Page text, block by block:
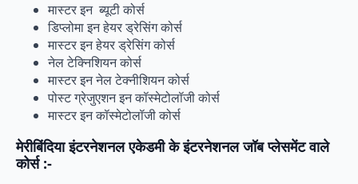
मास्टर इन ब्यूटी कोर्स
डिप्लोमा इन हेयर ड्रेसिंग कोर्स
मास्टर इन हेयर ड्रेसिंग कोर्स
नेल टेक्निशियन कोर्स
मास्टर इन नेल टेक्नीशियन कोर्स
पोस्ट ग्रेजुएशन इन कॉस्मेटोलॉजी कोर्स
मास्टर इन कॉस्मेटोलॉजी कोर्स
मेरीबिंदिया इंटरनेशनल एकेडमी के इंटरनेशनल जॉब प्लेसमेंट वाले
कोर्स :-